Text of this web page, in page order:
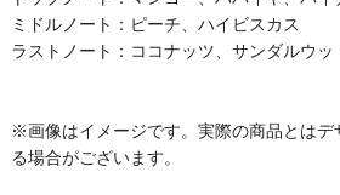
ミドルノート：ピーチ、ハイビスカス
ラストノート：ココナッツ、サンダルウッ
※画像はイメージです。実際の商品とはデ
る場合がございます。